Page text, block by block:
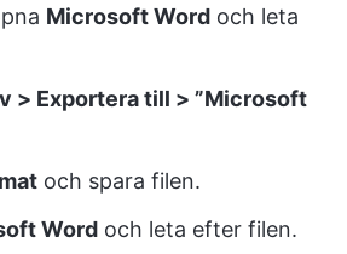
Microsoft Word och leta
> Exportera till > ”Microsoft
och spara filen.
Word och leta efter filen.